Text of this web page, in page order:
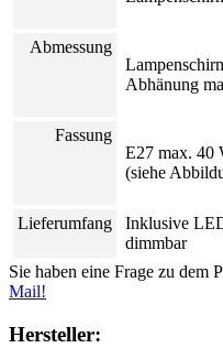
Abmessung
Abhänung
Fassung
E27 max. 40
(siehe
Lieferumfang
Inklusive
dimmbar
Sie haben eine Frage zu dem
Mail!
Hersteller: